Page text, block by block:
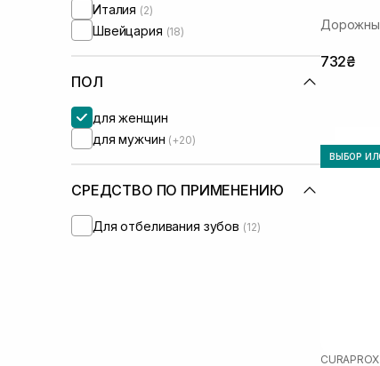
Италия (2)
Швейцария (18)
ПОЛ
для женщин
для мужчин (+20)
СРЕДСТВО ПО ПРИМЕНЕНИЮ
Для отбеливания зубов (12)
732₴
ВЫБОР
CURAPROX